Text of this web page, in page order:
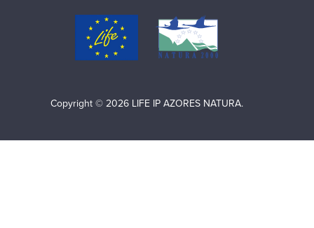
Copyright © 2026 LIFE IP AZORES NATURA.